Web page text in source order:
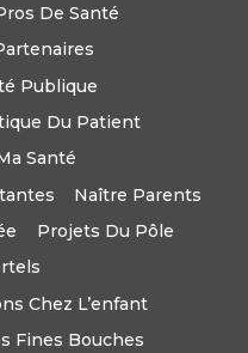
De Santé
Publique
Du Patient
Santé
Naître Parents
Projets Du Pôle
Chez L’enfant
Fines Bouches